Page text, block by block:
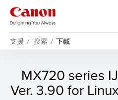
支援 搜索 下載
MX720 series
Ver. 3.90 for